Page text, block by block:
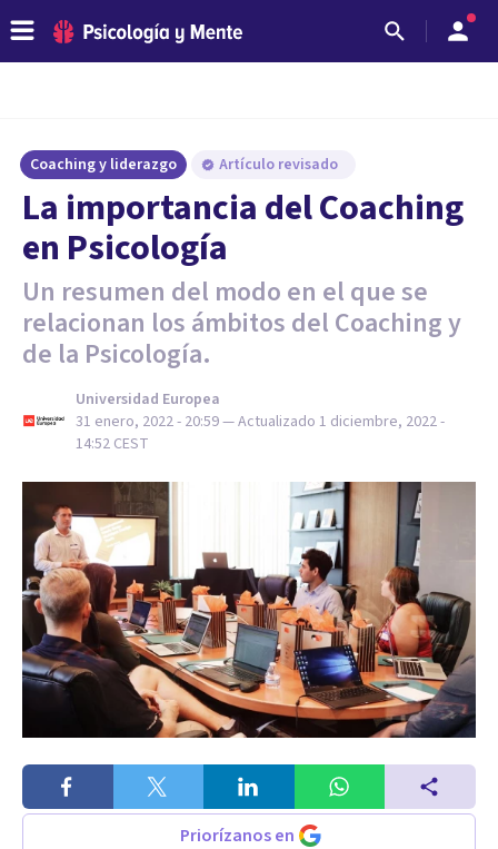
Coaching y liderazgo Artículo revisado
La importancia del Coaching
en Psicología
Un resumen del modo en el que se
relacionan los ámbitos del Coaching y
de la Psicología.
Universidad Europea
31 enero, 2022 - 20:59— Actualizado 1 diciembre, 2022 -
14:52 CEST
Priorízanos en